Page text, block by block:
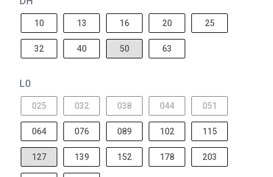
10 13 16 20 25
32 40 50 63
L0
025 032 038 044 051
064 076 089 102 115
127 139 152 178 203